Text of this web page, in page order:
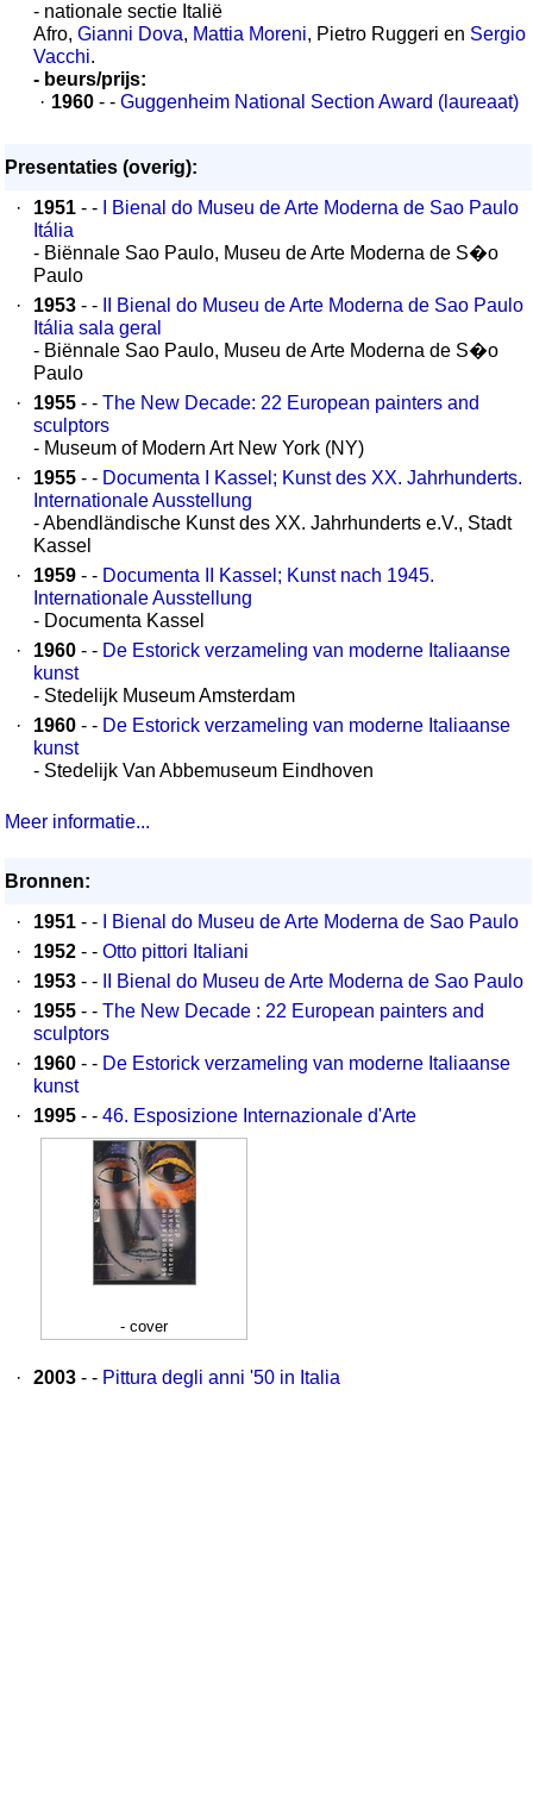
- nationale sectie Italië
Afro, Gianni Dova, Mattia Moreni, Pietro Ruggeri en Sergio
Vacchi.
- beurs/prijs:
· 1960 - - Guggenheim National Section Award (laureaat)
Presentaties (overig):
·
1951 - -
I Bienal do Museu de Arte Moderna de Sao Paulo
Itália
- Biënnale Sao Paulo, Museu de Arte Moderna de S�o
Paulo
·
1953 - -
II Bienal do Museu de Arte Moderna de Sao Paulo
Itália sala geral
- Biënnale Sao Paulo, Museu de Arte Moderna de S�o
Paulo
·
1955 - - The New Decade: 22 European painters and
sculptors
- Museum of Modern Art New York (NY)
·
1955 - - Documenta I Kassel; Kunst des XX. Jahrhunderts.
Internationale Ausstellung
- Abendländische Kunst des XX. Jahrhunderts e.V., Stadt
Kassel
·
1959 - - Documenta II Kassel; Kunst nach 1945.
Internationale Ausstellung
- Documenta Kassel
·
1960 - - De Estorick verzameling van moderne Italiaanse
kunst
- Stedelijk Museum Amsterdam
·
1960 - - De Estorick verzameling van moderne Italiaanse
kunst
- Stedelijk Van Abbemuseum Eindhoven
Meer informatie...
Bronnen:
·
1951 - -
I Bienal do Museu de Arte Moderna de Sao Paulo
·
1952 - - Otto pittori Italiani
·
1953 - -
II Bienal do Museu de Arte Moderna de Sao Paulo
·
1955 - - The New Decade : 22 European painters and
sculptors
·
1960 - - De Estorick verzameling van moderne Italiaanse
kunst
·
1995 - - 46. Esposizione Internazionale d'Arte
- cover
· 2003 - - Pittura degli anni '50 in Italia